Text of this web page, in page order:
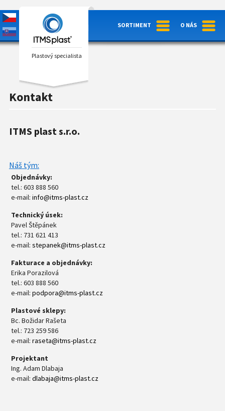
O NÁS
SORTIMENT
Plastový specialista
Kontakt
ITMS plast s.r.o.
Náš tým:
Objednávky:
tel.: 603 888 560
e-mail:info@itms-plast.cz
Technický úsek:
Pavel Štěpánek
tel.: 731 621 413
e-mail:stepanek@itms-plast.cz
Fakturace a objednávky:
Erika Porazilová
tel.: 603 888 560
e-mail:podpora@itms-plast.cz
Plastové sklepy:
Bc. Božidar Rašeta
tel.: 723 259 586
e-mail:raseta@itms-plast.cz
Projektant
Ing. Adam Dlabaja
e-mail:dlabaja@itms-plast.cz